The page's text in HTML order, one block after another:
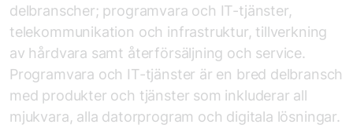
delbranscher; programvara och IT-tjänster,
telekommunikation och infrastruktur, tillverkning
av hårdvara samt återförsäljning och service.
Programvara och IT-tjänster är en bred delbransch
med produkter och tjänster som inkluderar all
mjukvara, alla datorprogram och digitala lösningar.